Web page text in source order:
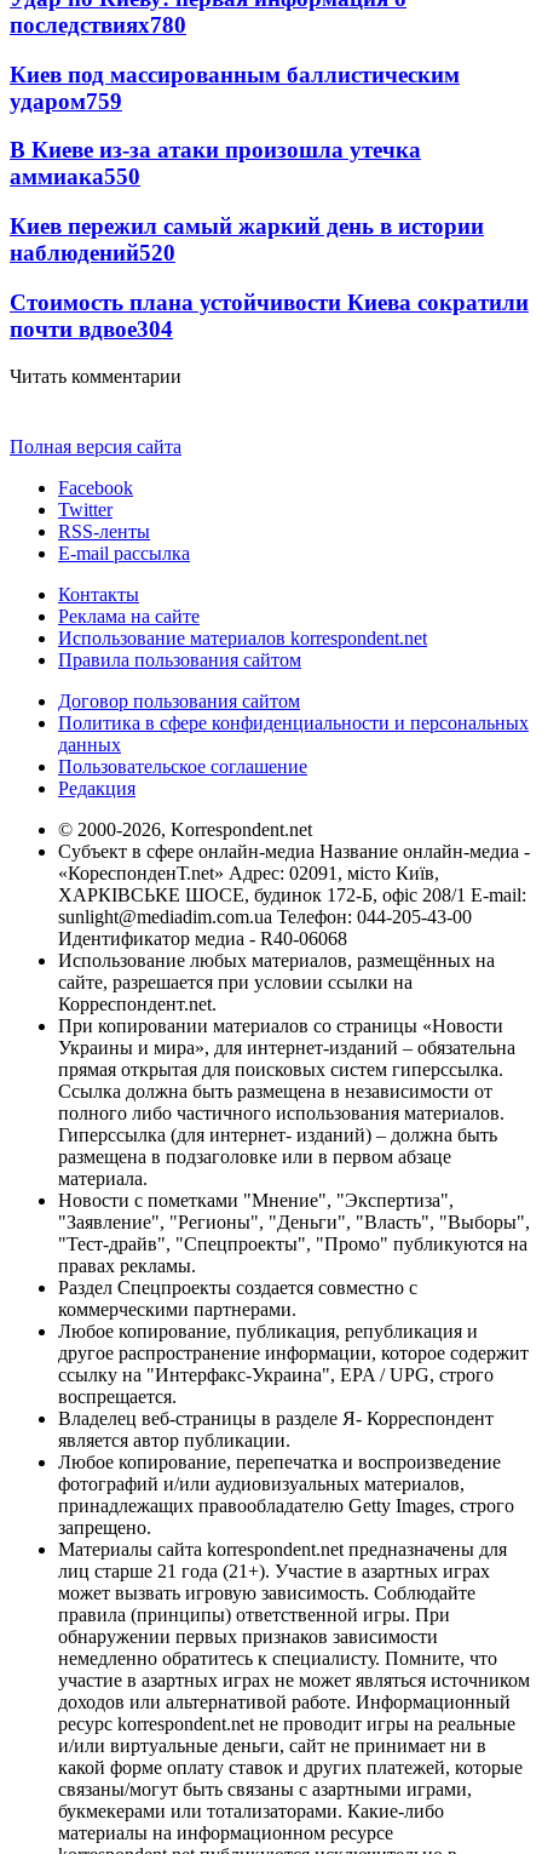
последствиях780
Киев под массированным баллистическим
ударом759
В Киеве из-за атаки произошла утечка
аммиака550
Киев пережил самый жаркий день в истории
наблюдений520
Стоимость плана устойчивости Киева сократили
почти вдвое304
Читать комментарии
Полная версия сайта
Facebook
Twitter
RSS-ленты
E-mail рассылка
Контакты
Реклама на сайте
Использование материалов korrespondent.net
Правила пользования сайтом
Договор пользования сайтом
Политика в сфере конфиденциальности и персональных
данных
Пользовательское соглашение
Редакция
© 2000-2026, Korrespondent.net
Субъект в сфере онлайн-медиа Название онлайн-медиа -
«КореспонденТ.net» Адрес: 02091, місто Київ,
ХАРКІВСЬКЕ ШОСЕ, будинок 172-Б, офіс 208/1 E-mail:
sunlight@mediadim.com.ua Телефон: 044-205-43-00
Идентификатор медиа - R40-06068
Использование любых материалов, размещённых на
сайте, разрешается при условии ссылки на
Корреспондент.net.
При копировании материалов со страницы «Новости
Украины и мира», для интернет-изданий – обязательна
прямая открытая для поисковых систем гиперссылка.
Ссылка должна быть размещена в независимости от
полного либо частичного использования материалов.
Гиперссылка (для интернет- изданий) – должна быть
размещена в подзаголовке или в первом абзаце
материала.
Новости с пометками "Мнение", "Экспертиза",
"Заявление", "Регионы", "Деньги", "Власть", "Выборы",
"Тест-драйв", "Спецпроекты", "Промо" публикуются на
правах рекламы.
Раздел Спецпроекты создается совместно с
коммерческими партнерами.
Любое копирование, публикация, републикация и
другое распространение информации, которое содержит
ссылку на "Интерфакс-Украина", EPA / UPG, строго
воспрещается.
Владелец веб-страницы в разделе Я- Корреспондент
является автор публикации.
Любое копирование, перепечатка и воспроизведение
фотографий и/или аудиовизуальных материалов,
принадлежащих правообладателю Getty Images, строго
запрещено.
Материалы сайта korrespondent.net предназначены для
лиц старше 21 года (21+). Участие в азартных играх
может вызвать игровую зависимость. Соблюдайте
правила (принципы) ответственной игры. При
обнаружении первых признаков зависимости
немедленно обратитесь к специалисту. Помните, что
участие в азартных играх не может являться источником
доходов или альтернативой работе. Информационный
ресурс korrespondent.net не проводит игры на реальные
и/или виртуальные деньги, сайт не принимает ни в
какой форме оплату ставок и других платежей, которые
связаны/могут быть связаны с азартными играми,
букмекерами или тотализаторами. Какие-либо
материалы на информационном ресурсе